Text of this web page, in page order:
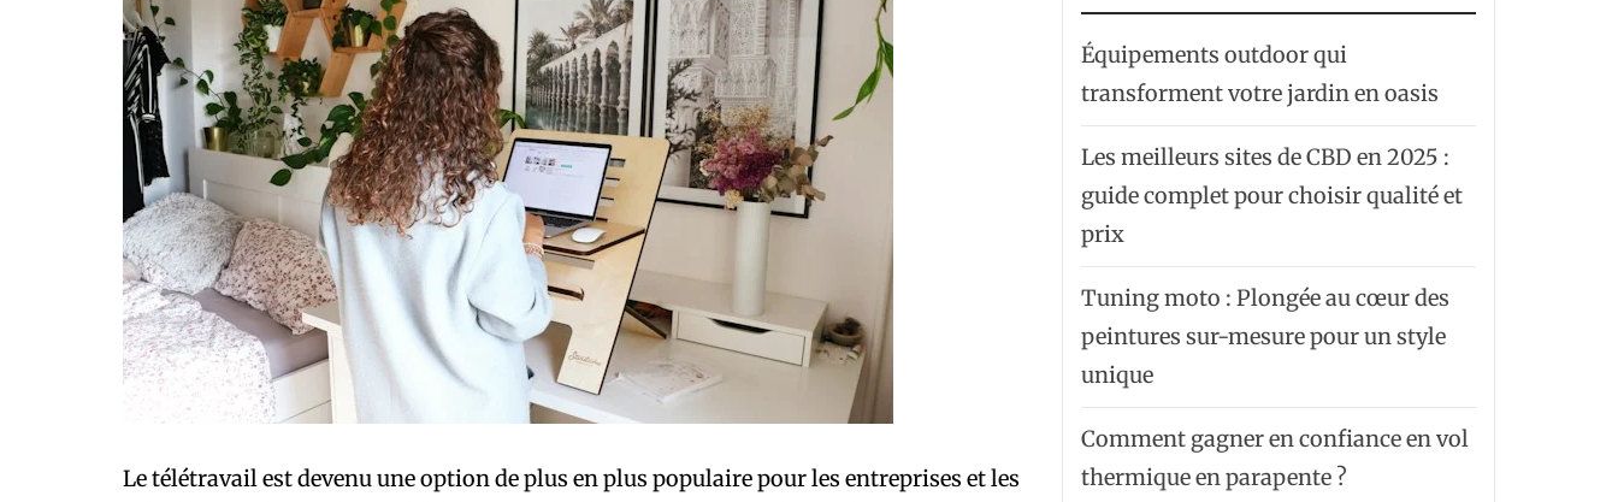
Le télétravail est devenu une option de plus en plus populaire pour les entreprises et les
Équipements outdoor qui
transforment votre jardin en oasis
Les meilleurs sites de CBD en 2025 :
guide complet pour choisir qualité et
prix
Tuning moto : Plongée au cœur des
peintures sur-mesure pour un style
unique
Comment gagner en confiance en vol
thermique en parapente ?